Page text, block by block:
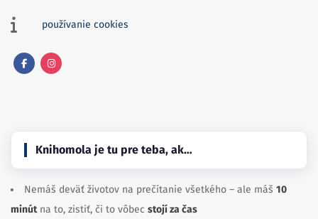
používanie cookies
Knihomola je tu pre teba, ak…
Nemáš deväť životov na prečítanie všetkého – ale máš 10
minútna to, zistiť, či to vôbec stojí za čas